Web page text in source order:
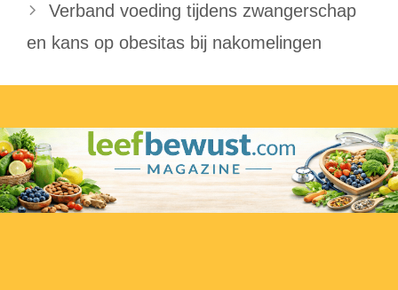
Verband voeding tijdens zwangerschap
en kans op obesitas bij nakomelingen